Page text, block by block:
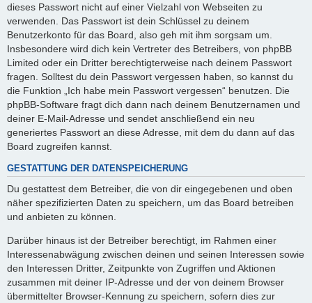
dieses Passwort nicht auf einer Vielzahl von Webseiten zu
verwenden. Das Passwort ist dein Schlüssel zu deinem
Benutzerkonto für das Board, also geh mit ihm sorgsam um.
Insbesondere wird dich kein Vertreter des Betreibers, von phpBB
Limited oder ein Dritter berechtigterweise nach deinem Passwort
fragen. Solltest du dein Passwort vergessen haben, so kannst du
die Funktion „Ich habe mein Passwort vergessen“ benutzen. Die
phpBB-Software fragt dich dann nach deinem Benutzernamen und
deiner E-Mail-Adresse und sendet anschließend ein neu
generiertes Passwort an diese Adresse, mit dem du dann auf das
Board zugreifen kannst.
GESTATTUNG DER DATENSPEICHERUNG
Du gestattest dem Betreiber, die von dir eingegebenen und oben
näher spezifizierten Daten zu speichern, um das Board betreiben
und anbieten zu können.
Darüber hinaus ist der Betreiber berechtigt, im Rahmen einer
Interessenabwägung zwischen deinen und seinen Interessen sowie
den Interessen Dritter, Zeitpunkte von Zugriffen und Aktionen
zusammen mit deiner IP-Adresse und der von deinem Browser
übermittelter Browser-Kennung zu speichern, sofern dies zur